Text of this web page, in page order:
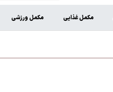
مکمل غذایی مکمل ورزشی